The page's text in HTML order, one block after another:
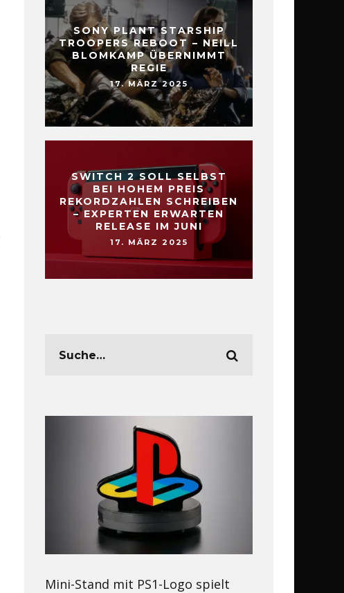
SONY PLANT STARSHIP
TROOPERS REBOOT – NEILL
BLOMKAMP ÜBERNIMMT
REGIE
17. MÄRZ 2025
SWITCH 2 SOLL SELBST
BEI HOHEM PREIS
REKORDZAHLEN SCHREIBEN
– EXPERTEN ERWARTEN
RELEASE IM JUNI
17. MÄRZ 2025
Mini-Stand mit PS1-Logo spielt